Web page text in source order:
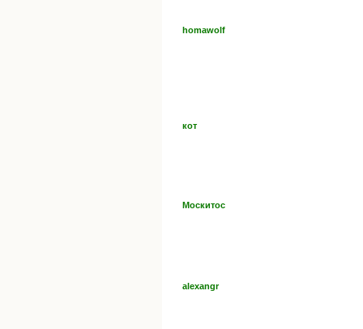
homawolf
кот
Москитос
alexangr